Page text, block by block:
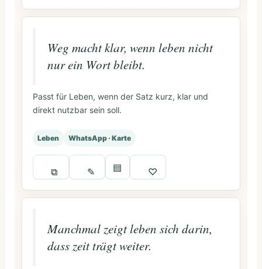
Weg macht klar, wenn leben nicht
nur ein Wort bleibt.
Passt für Leben, wenn der Satz kurz, klar und
direkt nutzbar sein soll.
Leben WhatsApp · Karte
⧉ ✎ ▤ ♡
Manchmal zeigt leben sich darin,
dass zeit trägt weiter.